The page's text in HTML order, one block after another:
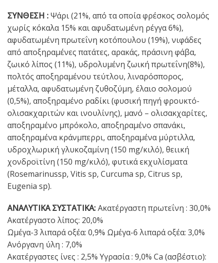
ΣΥΝΘΕΣΗ :Ψάρι (21%, από τα οποία φρέσκος σολομός
χωρίς κόκαλα 15% και αφυδατωμένη ρέγγα 6%),
αφυδατωμένη πρωτεΐνη κοτόπουλου (19%), νιφάδες
από αποξηραμένες πατάτες, αρακάς, πράσινη φάβα,
ζωικό λίπος (11%), υδρολυμένη ζωική πρωτεΐνη(8%),
πολτός αποξηραμένου τεύτλου, λιναρόσπορος,
μέταλλα, αφυδατωμένη ζυθοζύμη, έλαιο σολομού
(0,5%), αποξηραμένο ραδίκι (φυσική πηγή φρουκτό-
ολισακχαριτών και ινουλίνης), μανό – ολισακχαρίτες,
αποξηραμένο μπρόκολο, αποξηραμένο σπανάκι,
αποξηραμένα κράνμπερρι, αποξηραμένα μύρτιλλα,
υδροχλωρική γλυκοζαμίνη (150 mg/κιλό), θειική
χονδροϊτίνη (150 mg/κιλό), φυτικά εκχυλίσματα
(Rosemarinussp, Vitis sp, Curcuma sp, Citrus sp,
Eugenia sp).
ΑΝΑΛΥΤΙΚΑ ΣΥΣΤΑΤΙΚΑ:Ακατέργαστη πρωτεΐνη : 30,0%
Ακατέργαστο λίπος: 20,0%
Ωμέγα-3 λιπαρά οξέα: 0,9% Ωμέγα-6 λιπαρά οξέα: 3,0%
Ανόργανη ύλη : 7,0%
Ακατέργαστες ίνες : 2,5% Υγρασία : 9,0% Ca (ασβέστιο):